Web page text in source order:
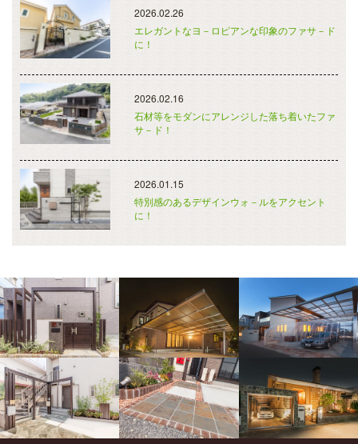
2026.02.26
エレガントなヨ－ロピアンな印象のファサ－ド
に！
2026.02.16
石材等をモダンにアレンジした落ち着いたファ
サ－ド！
2026.01.15
特別感のあるデザインウォ－ルをアクセント
に！